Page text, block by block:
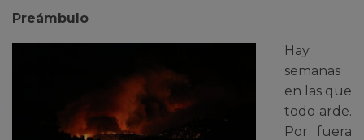
Preámbulo
Hay
semanas
en las que
todo arde.
Por fuera